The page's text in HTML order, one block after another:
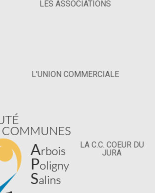
LES ASSOCIATIONS
L'UNION COMMERCIALE
LA C.C. COEUR DU
JURA